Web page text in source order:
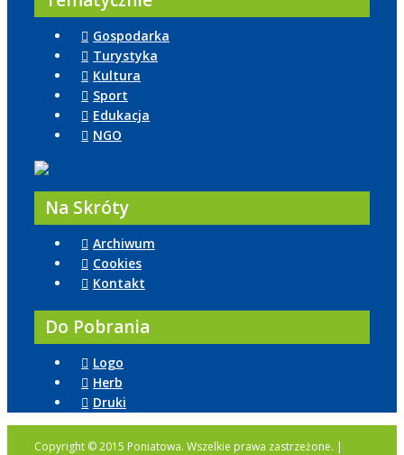
Gospodarka
Turystyka
Kultura
Sport
Edukacja
NGO
Na Skróty
Archiwum
Cookies
Kontakt
Do Pobrania
Logo
Herb
Druki
Copyright © 2015 Poniatowa. Wszelkie prawa zastrzeżone. |